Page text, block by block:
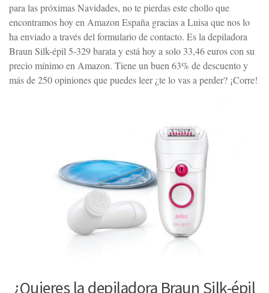
para las próximas Navidades, no te pierdas este chollo que
encontramos hoy en Amazon España gracias a Luisa que nos lo
ha enviado a través del formulario de contacto. Es la depiladora
Braun Silk-épil 5-329 barata y está hoy a solo 33,46 euros con su
precio mínimo en Amazon. Tiene un buen 63% de descuento y
más de 250 opiniones que puedes leer ¿te lo vas a perder? ¡Corre!
¿Quieres la depiladora Braun Silk-épil